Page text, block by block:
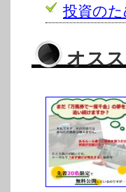
投資の
オス